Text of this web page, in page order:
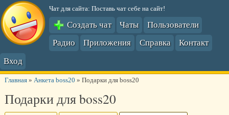
Чат для сайта: Поставь чат себе на сайт!
Создать чат Чаты
Пользователи
Радио
Приложения Справка
Контакт
Вход
Главная» Анкета boss20 » Подарки для boss20
Подарки для boss20